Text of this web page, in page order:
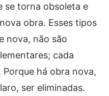
se torna obsoleta e
obra. Esses tipos
nova, não são
cada
há obra nova,
ser eliminadas.